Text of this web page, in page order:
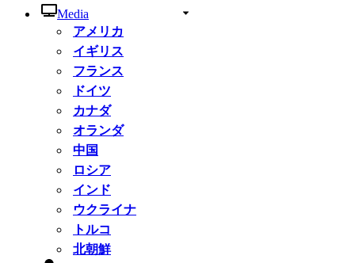
Media
アメリカ
イギリス
フランス
ドイツ
カナダ
オランダ
中国
ロシア
インド
ウクライナ
トルコ
北朝鮮